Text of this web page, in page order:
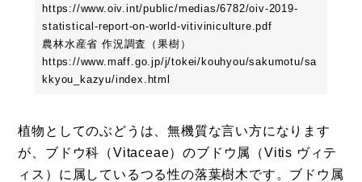
https://www.oiv.int/public/medias/6782/oiv-2019-
statistical-report-on-world-vitiviniculture.pdf
農林水産省 作況調査（果樹）
https://www.maff.go.jp/j/tokei/kouhyou/sakumotu/sa
kkyou_kazyu/index.html
植物としてのぶどうは、無機質な言い方になります
が、ブドウ科（Vitaceae）のブドウ属（Vitis ヴィテ
ィス）に属しているつる性の落葉樹木です。ブドウ属